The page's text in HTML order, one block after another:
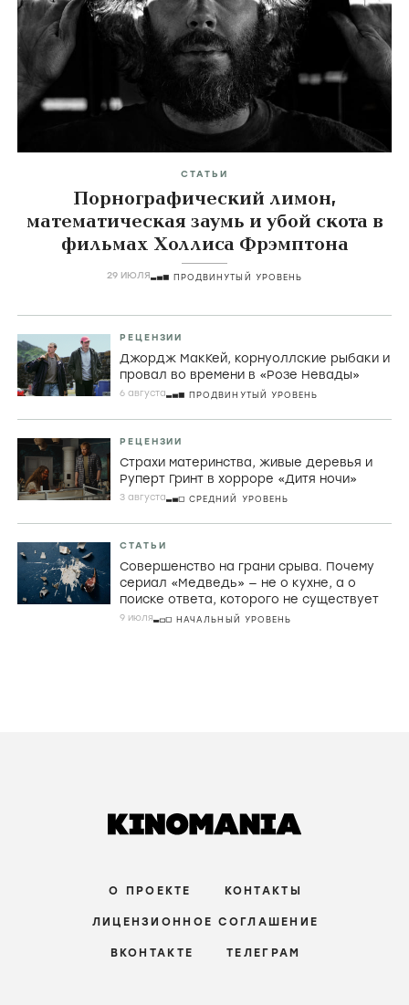
СТАТЬИ
Порнографический лимон,
математическая заумь и убой скота в
фильмах Холлиса Фрэмптона
29 ИЮЛЯ ПРОДВИНУТЫЙ УРОВЕНЬ
РЕЦЕНЗИИ
Джордж МакКей, корнуоллские рыбаки и
провал во времени в «Розе Невады»
6 августа ПРОДВИНУТЫЙ УРОВЕНЬ
РЕЦЕНЗИИ
Страхи материнства, живые деревья и
Руперт Гринт в хорроре «Дитя ночи»
3 августа СРЕДНИЙ УРОВЕНЬ
СТАТЬИ
Совершенство на грани срыва. Почему
сериал «Медведь» — не о кухне, а о
поиске ответа, которого не существует
9 июля НАЧАЛЬНЫЙ УРОВЕНЬ
О ПРОЕКТЕ КОНТАКТЫ
ЛИЦЕНЗИОННОЕ СОГЛАШЕНИЕ
ВКОНТАКТЕ ТЕЛЕГРАМ